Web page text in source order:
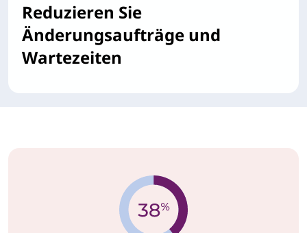
Reduzieren Sie
Änderungsaufträge und
Wartezeiten